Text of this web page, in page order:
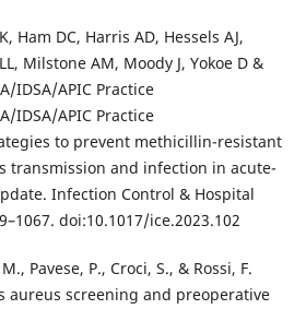
Ham DC, Harris AD, Hessels AJ,
Milstone AM, Moody J, Yokoe D &
IDSA/APIC Practice
IDSA/APIC Practice
to prevent methicillin-resistant
transmission and infection in acute-
Infection Control & Hospital
doi:10.1017/ice.2023.102
Pavese, P., Croci, S., & Rossi, F.
aureus screening and preoperative